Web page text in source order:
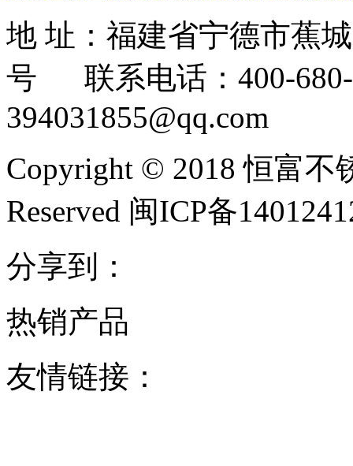
地 址：福建省宁德市蕉
号 联系电话：400-
394031855@qq.com
Copyright © 2018 恒富不
Reserved 闽ICP备
分享到：
热销产品
友情链接：